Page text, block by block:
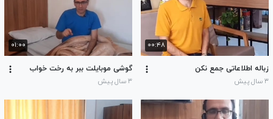
۰۰:۴۸
زباله اطلاعاتی جمع نکن
۳ سال پیش
۰۱:۰۰
گوشی موبایلت ببر به رخت خواب
۳ سال پیش